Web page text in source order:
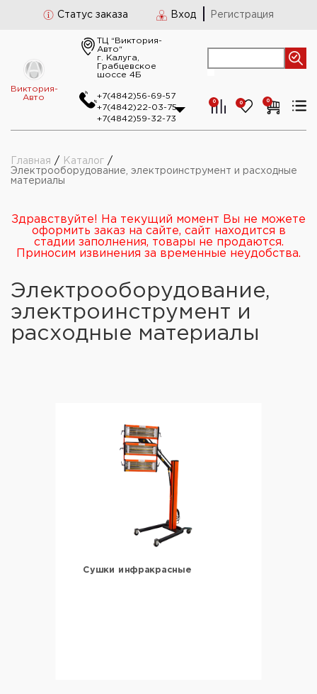
Статус заказа Вход Регистрация
Виктория-
Авто
ТЦ “Виктория-
Авто“
г. Калуга,
Грабцевское
шоссе 4Б
+7(4842)56-69-57
+7(4842)22-03-75
+7(4842)59-32-73
0 0 0
Главная / Каталог /
Электрооборудование, электроинструмент и расходные
материалы
Здравствуйте! На текущий момент Вы не можете
оформить заказ на сайте, сайт находится в
стадии заполнения, товары не продаются.
Приносим извинения за временные неудобства.
Электрооборудование,
электроинструмент и
расходные материалы
Сушки инфракрасные